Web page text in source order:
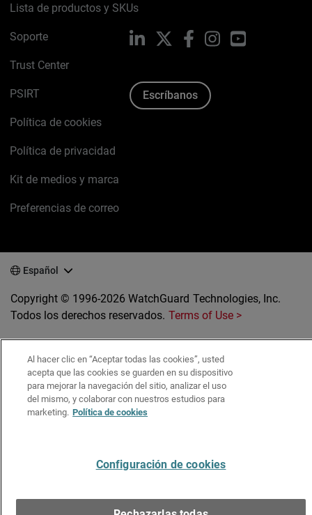
Lista de productos y SKUs
Soporte
Trust Center
PSIRT
Política de cookies
Política de privacidad
Kit de medios y marca
Preferencias de correo
LinkedIn FacebookInstagramYouTube
Escríbanos
Español
Copyright © 1996-2026 WatchGuard Technologies, Inc.
Todos los derechos reservados. Terms of Use >
Al hacer clic en “Aceptar todas las cookies”, usted
acepta que las cookies se guarden en su dispositivo
para mejorar la navegación del sitio, analizar el uso
del mismo, y colaborar con nuestros estudios para
marketing. Política de cookies
Configuración de cookies